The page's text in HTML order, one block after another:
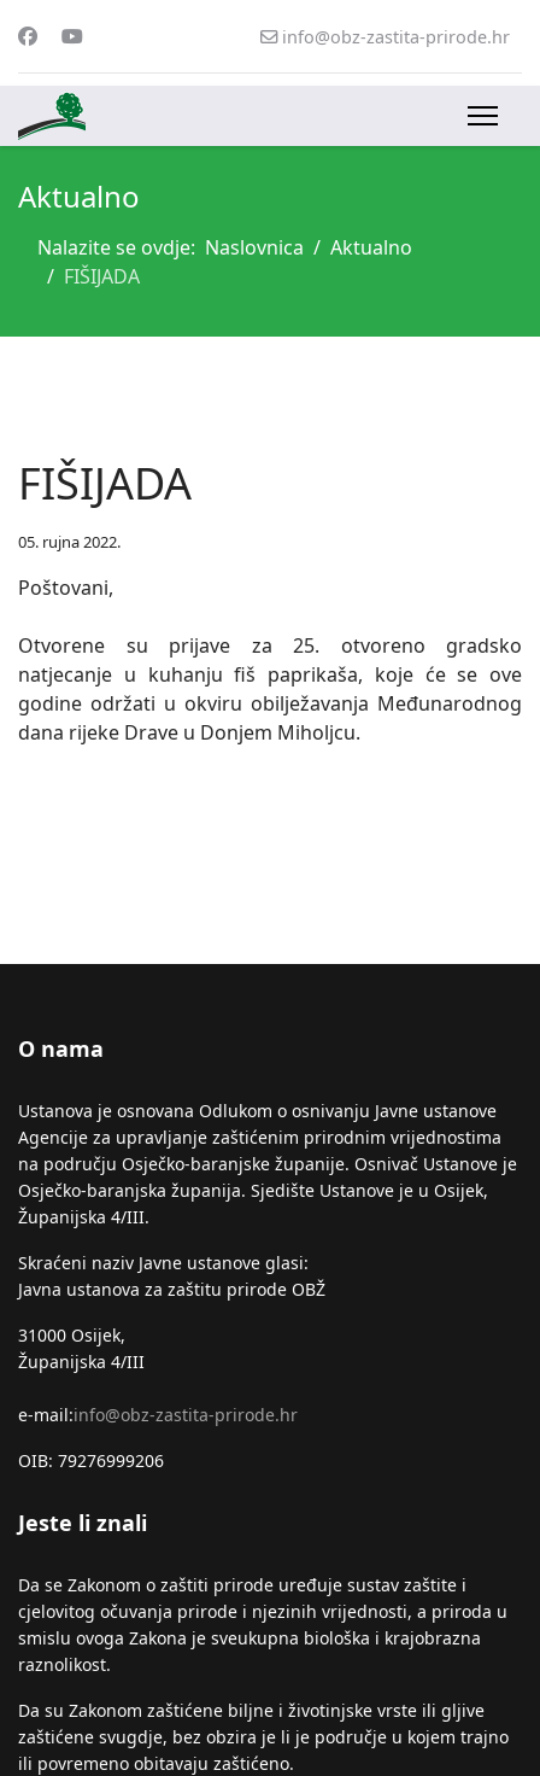
info@obz-zastita-prirode.hr
Aktualno
Nalazite se ovdje: Naslovnica
Aktualno
FIŠIJADA
FIŠIJADA
05. rujna 2022.
Poštovani,
Otvorene su prijave za 25. otvoreno gradsko
natjecanje u kuhanju fiš paprikaša, koje će se ove
godine održati u okviru obilježavanja Međunarodnog
dana rijeke Drave u Donjem Miholjcu.
O nama
Ustanova je osnovana Odlukom o osnivanju Javne ustanove
Agencije za upravljanje zaštićenim prirodnim vrijednostima
na području Osječko-baranjske županije. Osnivač Ustanove je
Osječko-baranjska županija. Sjedište Ustanove je u Osijek,
Županijska 4/III.
Skraćeni naziv Javne ustanove glasi:
Javna ustanova za zaštitu prirode OBŽ
31000 Osijek,
Županijska 4/III
e-mail:info@obz-zastita-prirode.hr
OIB: 79276999206
Jeste li znali
Da se Zakonom o zaštiti prirode uređuje sustav zaštite i
cjelovitog očuvanja prirode i njezinih vrijednosti, a priroda u
smislu ovoga Zakona je sveukupna biološka i krajobrazna
raznolikost.
Da su Zakonom zaštićene biljne i životinjske vrste ili gljive
zaštićene svugdje, bez obzira je li je područje u kojem trajno
ili povremeno obitavaju zaštićeno.